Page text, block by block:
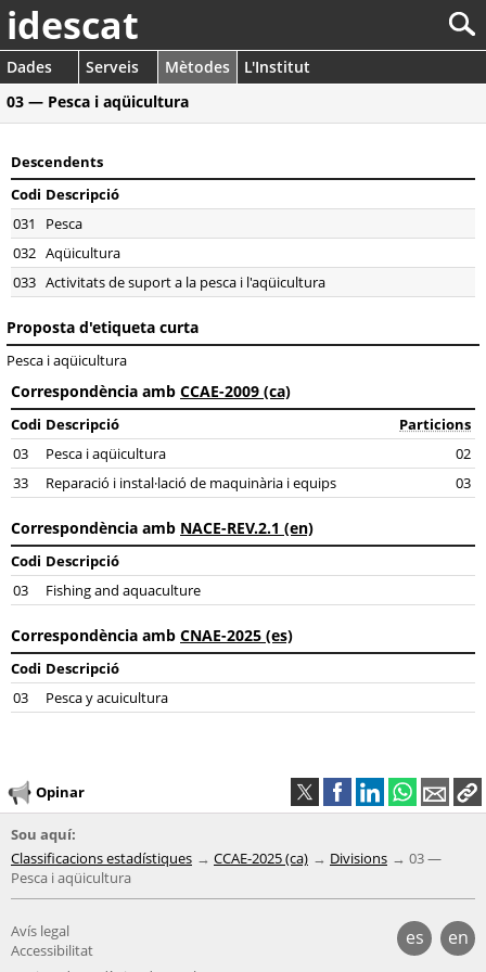
idescat
Dades Serveis Mètodes
L'Institut
03 — Pesca i aqüicultura
Descendents
Codi Descripció
031
Pesca
032 Aqüicultura
033 Activitats de suport a la pesca i l'aqüicultura
Proposta d'etiqueta curta
Pesca i aqüicultura
Correspondència amb CCAE-2009 (ca)
Codi Descripció
Particions
03
Pesca i aqüicultura
02
33
Reparació i instal·lació de maquinària i equips 03
Correspondència amb NACE-REV.2.1 (en)
Codi Descripció
03
Fishing and aquaculture
Correspondència amb CNAE-2025 (es)
Codi Descripció
03
Pesca y acuicultura
Opinar
Sou aquí:
Classificacions estadístiques
CCAE-2025 (ca) Divisions
03 —
Pesca i aqüicultura
es en
Avís legal
Accessibilitat